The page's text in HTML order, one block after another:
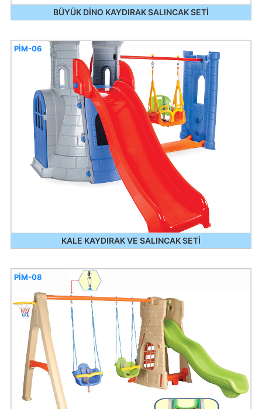
BÜYÜK DİNO KAYDIRAK SALINCAK SETİ
KALE KAYDIRAK VE SALINCAK SETİ
PİM-06
PİM-08